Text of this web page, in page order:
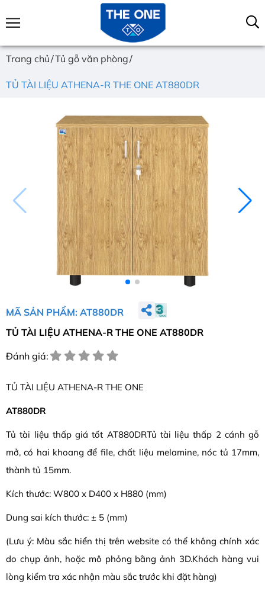
Trang chủ Tủ gỗ văn phòng
TỦ TÀI LIỆU ATHENA-R THE ONE AT880DR
MÃ SẢN PHẨM: AT880DR
TỦ TÀI LIỆU ATHENA-R THE ONE AT880DR
Đánh giá:
TỦ TÀI LIỆU ATHENA-R THE ONE
AT880DR
Tủ tài liệu thấp giá tốt AT880DRTủ tài liệu thấp 2 cánh gỗ
mở, có hai khoang để file, chất liệu melamine, nóc tủ 17mm,
thành tủ 15mm.
Kích thước: W800 x D400 x H880 (mm)
Dung sai kích thước: ± 5 (mm)
(Lưu ý: Màu sắc hiển thị trên website có thể không chính xác
do chụp ảnh, hoặc mô phỏng bằng ảnh 3D.Khách hàng vui
lòng kiểm tra xác nhận màu sắc trước khi đặt hàng)